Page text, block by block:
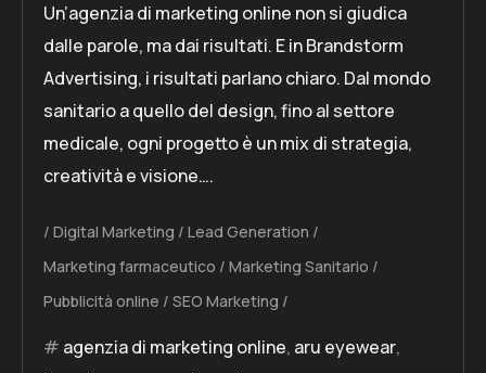
Un’agenzia di marketing online non si giudica
dalle parole, ma dai risultati. E in Brandstorm
Advertising, i risultati parlano chiaro. Dal mondo
sanitario a quello del design, fino al settore
medicale, ogni progetto è un mix di strategia,
creatività e visione….
Digital Marketing
Lead Generation
Marketing farmaceutico
Marketing Sanitario
Pubblicità online
SEO Marketing
agenzia di marketing online, aru eyewear,